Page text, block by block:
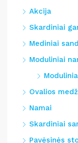
Akcija
Skardiniai
Mediniai
Moduliniai
Ovalios
Namai
Skardiniai
Pavėsinės